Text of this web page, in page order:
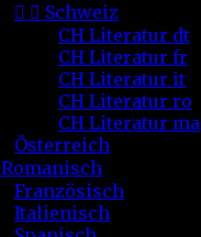
  Schweiz
CH Literatur dt
CH Literatur fr
CH Literatur it
CH Literatur ro
CH Literatur ma
Österreich
Romanisch
Französisch
Italienisch